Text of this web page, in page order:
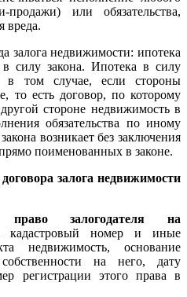
продажи) или обязательства,
вреда.
залога недвижимости: ипотека
силу закона. Ипотека в силу
в том случае, если стороны
то есть договор, по которому
стороне недвижимость в
обязательства по иному
возникает без заключения
поименованных в законе.
залога недвижимости
право залогодателя на
кадастровый номер и иные
недвижимость, основание
на него, дату
регистрации этого права в